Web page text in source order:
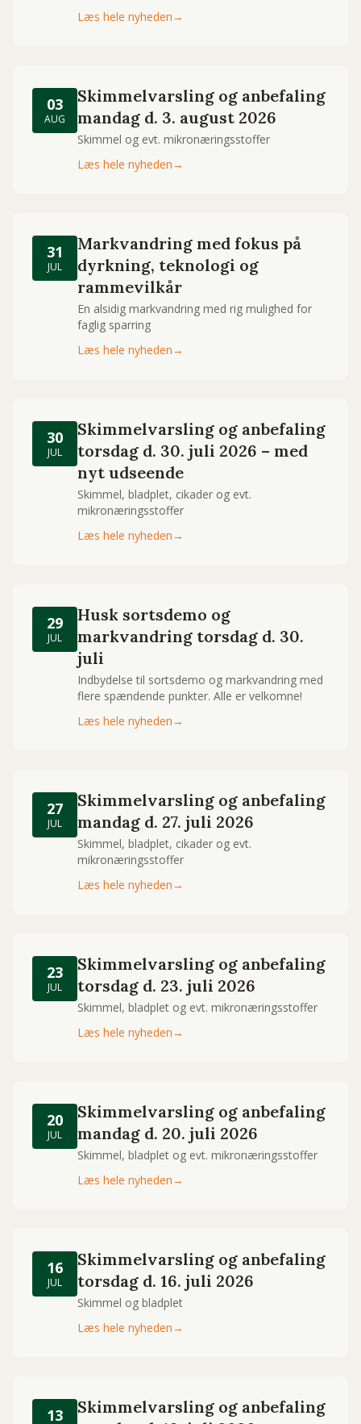
Læs hele nyheden→
03
AUG
Skimmelvarsling og anbefaling
mandag d. 3. august 2026
Skimmel og evt. mikronæringsstoffer
Læs hele nyheden→
31
JUL
Markvandring med fokus på
dyrkning, teknologi og
rammevilkår
En alsidig markvandring med rig mulighed for
faglig sparring
Læs hele nyheden→
30
JUL
Skimmelvarsling og anbefaling
torsdag d. 30. juli 2026 – med
nyt udseende
Skimmel, bladplet, cikader og evt.
mikronæringsstoffer
Læs hele nyheden→
29
JUL
Husk sortsdemo og
markvandring torsdag d. 30.
juli
Indbydelse til sortsdemo og markvandring med
flere spændende punkter. Alle er velkomne!
Læs hele nyheden→
27
JUL
Skimmelvarsling og anbefaling
mandag d. 27. juli 2026
Skimmel, bladplet, cikader og evt.
mikronæringsstoffer
Læs hele nyheden→
23
JUL
Skimmelvarsling og anbefaling
torsdag d. 23. juli 2026
Skimmel, bladplet og evt. mikronæringsstoffer
Læs hele nyheden→
20
JUL
Skimmelvarsling og anbefaling
mandag d. 20. juli 2026
Skimmel, bladplet og evt. mikronæringsstoffer
Læs hele nyheden→
16
JUL
Skimmelvarsling og anbefaling
torsdag d. 16. juli 2026
Skimmel og bladplet
Læs hele nyheden→
13
Skimmelvarsling og anbefaling